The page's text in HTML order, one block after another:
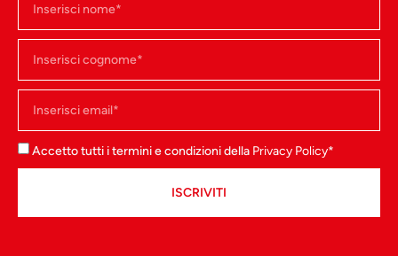
Accetto tutti i termini e condizioni della Privacy Policy*
ISCRIVITI